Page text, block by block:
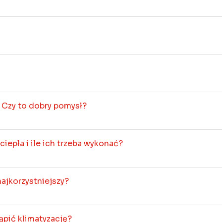
to dobry pomysł?
i ile ich trzeba wykonać?
klimatyzację?